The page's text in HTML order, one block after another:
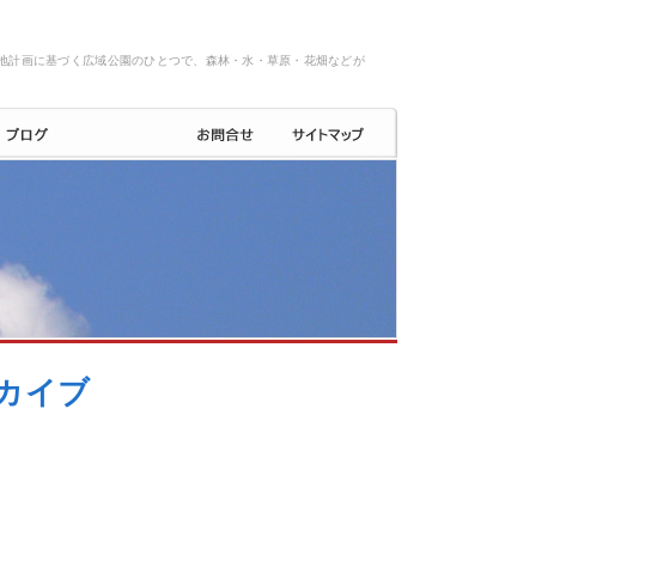
計画に基づく広域公園のひとつで、森林・水・草原・花畑などが
イブ